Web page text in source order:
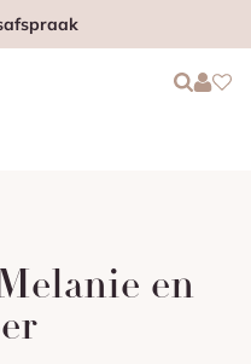
Login
Login
en